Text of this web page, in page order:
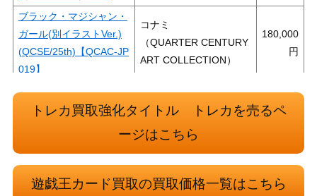
ブラック・マジシャン・
ガール(別イラストVer.)
(QCSE/25th)【QCAC-JP
019】
コナミ
（QUARTER CENTURY
ART COLLECTION）
180,000
マティック）ROTD
KONAMI
（RISE OF THE
1,200
レギナ (PSE) 【BACH-J
P038】
コナミ
1,700
トレカ買取強化タイトル トレカを売るペ
ージはこちら
遊戯王カード買取の買取価格一覧はこちら